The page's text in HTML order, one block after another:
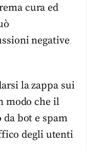
cura ed
negative
la zappa sui
modo che il
bot e spam
degli utenti